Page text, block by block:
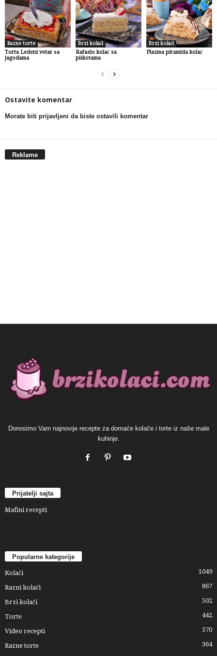
Razne torte
Torta Ledeni vetar sa
jagodama
Brzi kolači
Rafaelo kolač sa
piškotama
Brzi kolači
Plazma piramida kolač
Ostavite komentar
Morate biti prijavljeni da biste ostavili komentar
Reklame
Donosimo Vam najnovije recepte za domaće kolače i torte iz naše male
kuhinje.
Prijatelji sajta
Mafini recepti
Popularne kategorije
Kolači 1049
Razni kolači 867
Brzi kolači 502
Torte 442
Video recepti 370
Razne torte
364